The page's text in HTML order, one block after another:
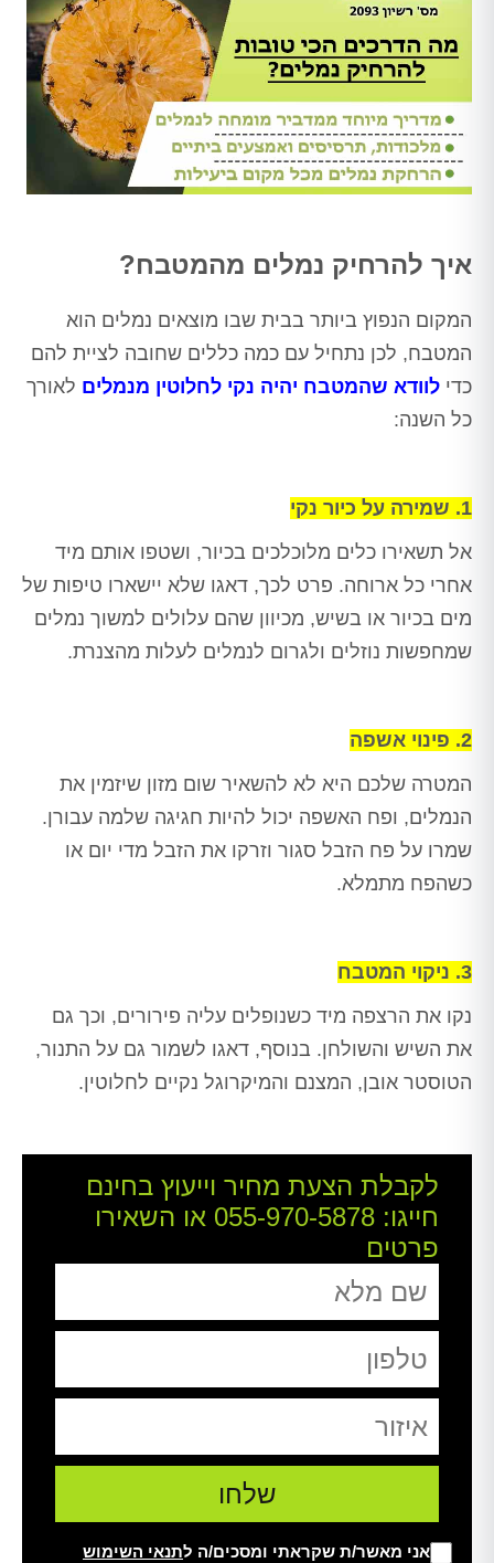
איך להרחיק נמלים מהמטבח?
המקום הנפוץ ביותר בבית שבו מוצאים נמלים הוא
המטבח, לכן נתחיל עם כמה כללים שחובה לציית להם
כדי לוודא שהמטבח יהיה נקי לחלוטין מנמלים לאורך
כל השנה:
1. שמירה על כיור נקי
אל תשאירו כלים מלוכלכים בכיור, ושטפו אותם מיד
אחרי כל ארוחה. פרט לכך, דאגו שלא יישארו טיפות של
מים בכיור או בשיש, מכיוון שהם עלולים למשוך נמלים
שמחפשות נוזלים ולגרום לנמלים לעלות מהצנרת.
2. פינוי אשפה
המטרה שלכם היא לא להשאיר שום מזון שיזמין את
הנמלים, ופח האשפה יכול להיות חגיגה שלמה עבורן.
שמרו על פח הזבל סגור וזרקו את הזבל מדי יום או
כשהפח מתמלא.
3. ניקוי המטבח
נקו את הרצפה מיד כשנופלים עליה פירורים, וכך גם
את השיש והשולחן. בנוסף, דאגו לשמור גם על התנור,
הטוסטר אובן, המצנם והמיקרוגל נקיים לחלוטין.
לקבלת הצעת מחיר וייעוץ בחינם
חייגו: 055-970-5878 או השאירו
פרטים
אני מאשר/ת שקראתי ומסכים/ה לתנאי השימוש